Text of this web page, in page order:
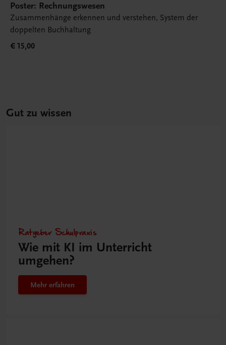
Poster: Rechnungswesen
Zusammenhänge erkennen und verstehen, System der
doppelten Buchhaltung
€ 15,00
Gut zu wissen
Ratgeber Schulpraxis
Wie mit KI im Unterricht
umgehen?
Mehr erfahren